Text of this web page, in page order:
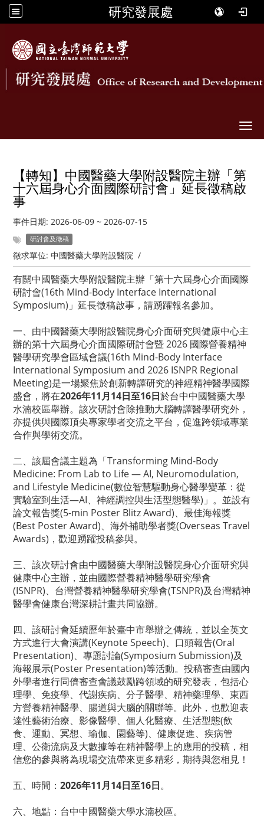
研究發展處
【轉知】中國醫藥大學附設醫院主辦「第
十六屆身心介面國際研討會」延長徵稿啟
事
事件日期: 2026-06-09 ~ 2026-07-15
研討會及徵稿
徵求單位: 中國醫藥大學附設醫院 /
有關中國醫藥大學附設醫院主辦「第十六屆身心介面國際
研討會(16th Mind-Body Interface International
Symposium)」延長徵稿啟事，請踴躍報名參加。
一、由中國醫藥大學附設醫院身心介面研究與健康中心主
辦的第十六屆身心介面國際研討會暨 2026 國際營養精神
醫學研究學會區域會議(16th Mind-Body Interface
International Symposium and 2026 ISNPR Regional
Meeting)是一場聚焦於創新轉譯研究的神經精神醫學國際
盛會，將在2026年11月14日至16日於台中中國醫藥大學
水湳校區舉辦。該次研討會除推動大腦轉譯醫學研究外，
亦提供與國際頂尖專家學者交流之平台，促進跨領域專業
合作與學術交流。
二、該屆會議主題為「Transforming Mind-Body
Medicine: From Lab to Life — AI, Neuromodulation,
and Lifestyle Medicine(數位智慧驅動身心醫學變革：從
實驗室到生活—AI、神經調控與生活型態醫學)」。並設有
論文報告獎(5-min Poster Blitz Award)、最佳海報獎
(Best Poster Award)、海外補助學者獎(Overseas Travel
Awards)，歡迎踴躍投稿參與。
三、該次研討會由中國醫藥大學附設醫院身心介面研究與
健康中心主辦，並由國際營養精神醫學研究學會
(ISNPR)、台灣營養精神醫學研究學會(TSNPR)及台灣精神
醫學會健康台灣深耕計畫共同協辦。
四、該研討會延續歷年於臺中市舉辦之傳統，並以全英文
方式進行大會演講(Keynote Speech)、口頭報告(Oral
Presentation)、專題討論(Symposium Submission)及
海報展示(Poster Presentation)等活動。投稿審查由國內
外學者進行同儕審查會議鼓勵跨領域的研究發表，包括心
理學、免疫學、代謝疾病、分子醫學、精神藥理學、東西
方營養精神醫學、腸道與大腦的關聯等。此外，也歡迎表
達性藝術治療、影像醫學、個人化醫療、生活型態(飲
食、運動、冥想、瑜伽、園藝等)、健康促進、疾病管
理、公衛流病及大數據等在精神醫學上的應用的投稿，相
信您的參與將為現場交流帶來更多精彩，期待與您相見！
五、時間： 2026年11月14日至16日。
六、地點：台中中國醫藥大學水湳校區。